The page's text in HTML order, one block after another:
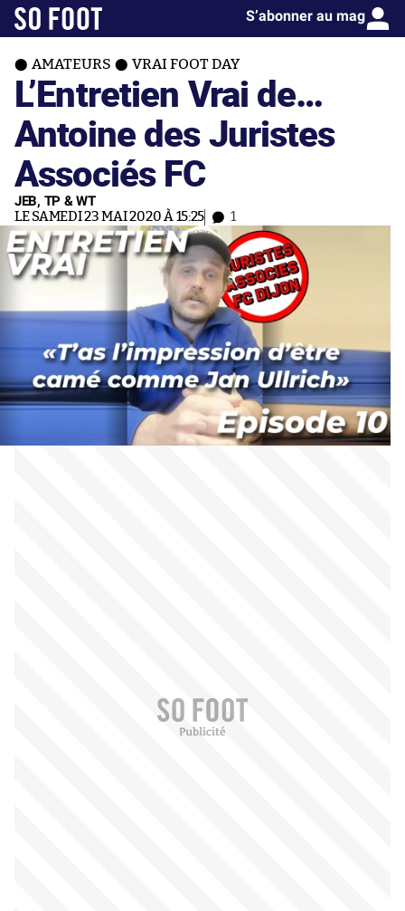
S’abonner au mag
AMATEURS VRAI FOOT DAY
L’Entretien Vrai de…
Antoine des Juristes
Associés FC
JEB, TP & WT
LE SAMEDI 23 MAI 2020 À 15:25 1